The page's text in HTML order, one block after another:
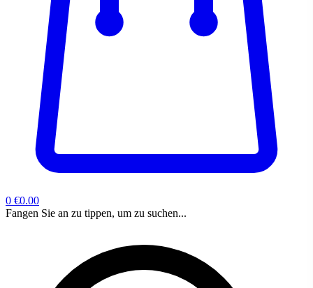
0 €0.00
Fangen Sie an zu tippen, um zu suchen...